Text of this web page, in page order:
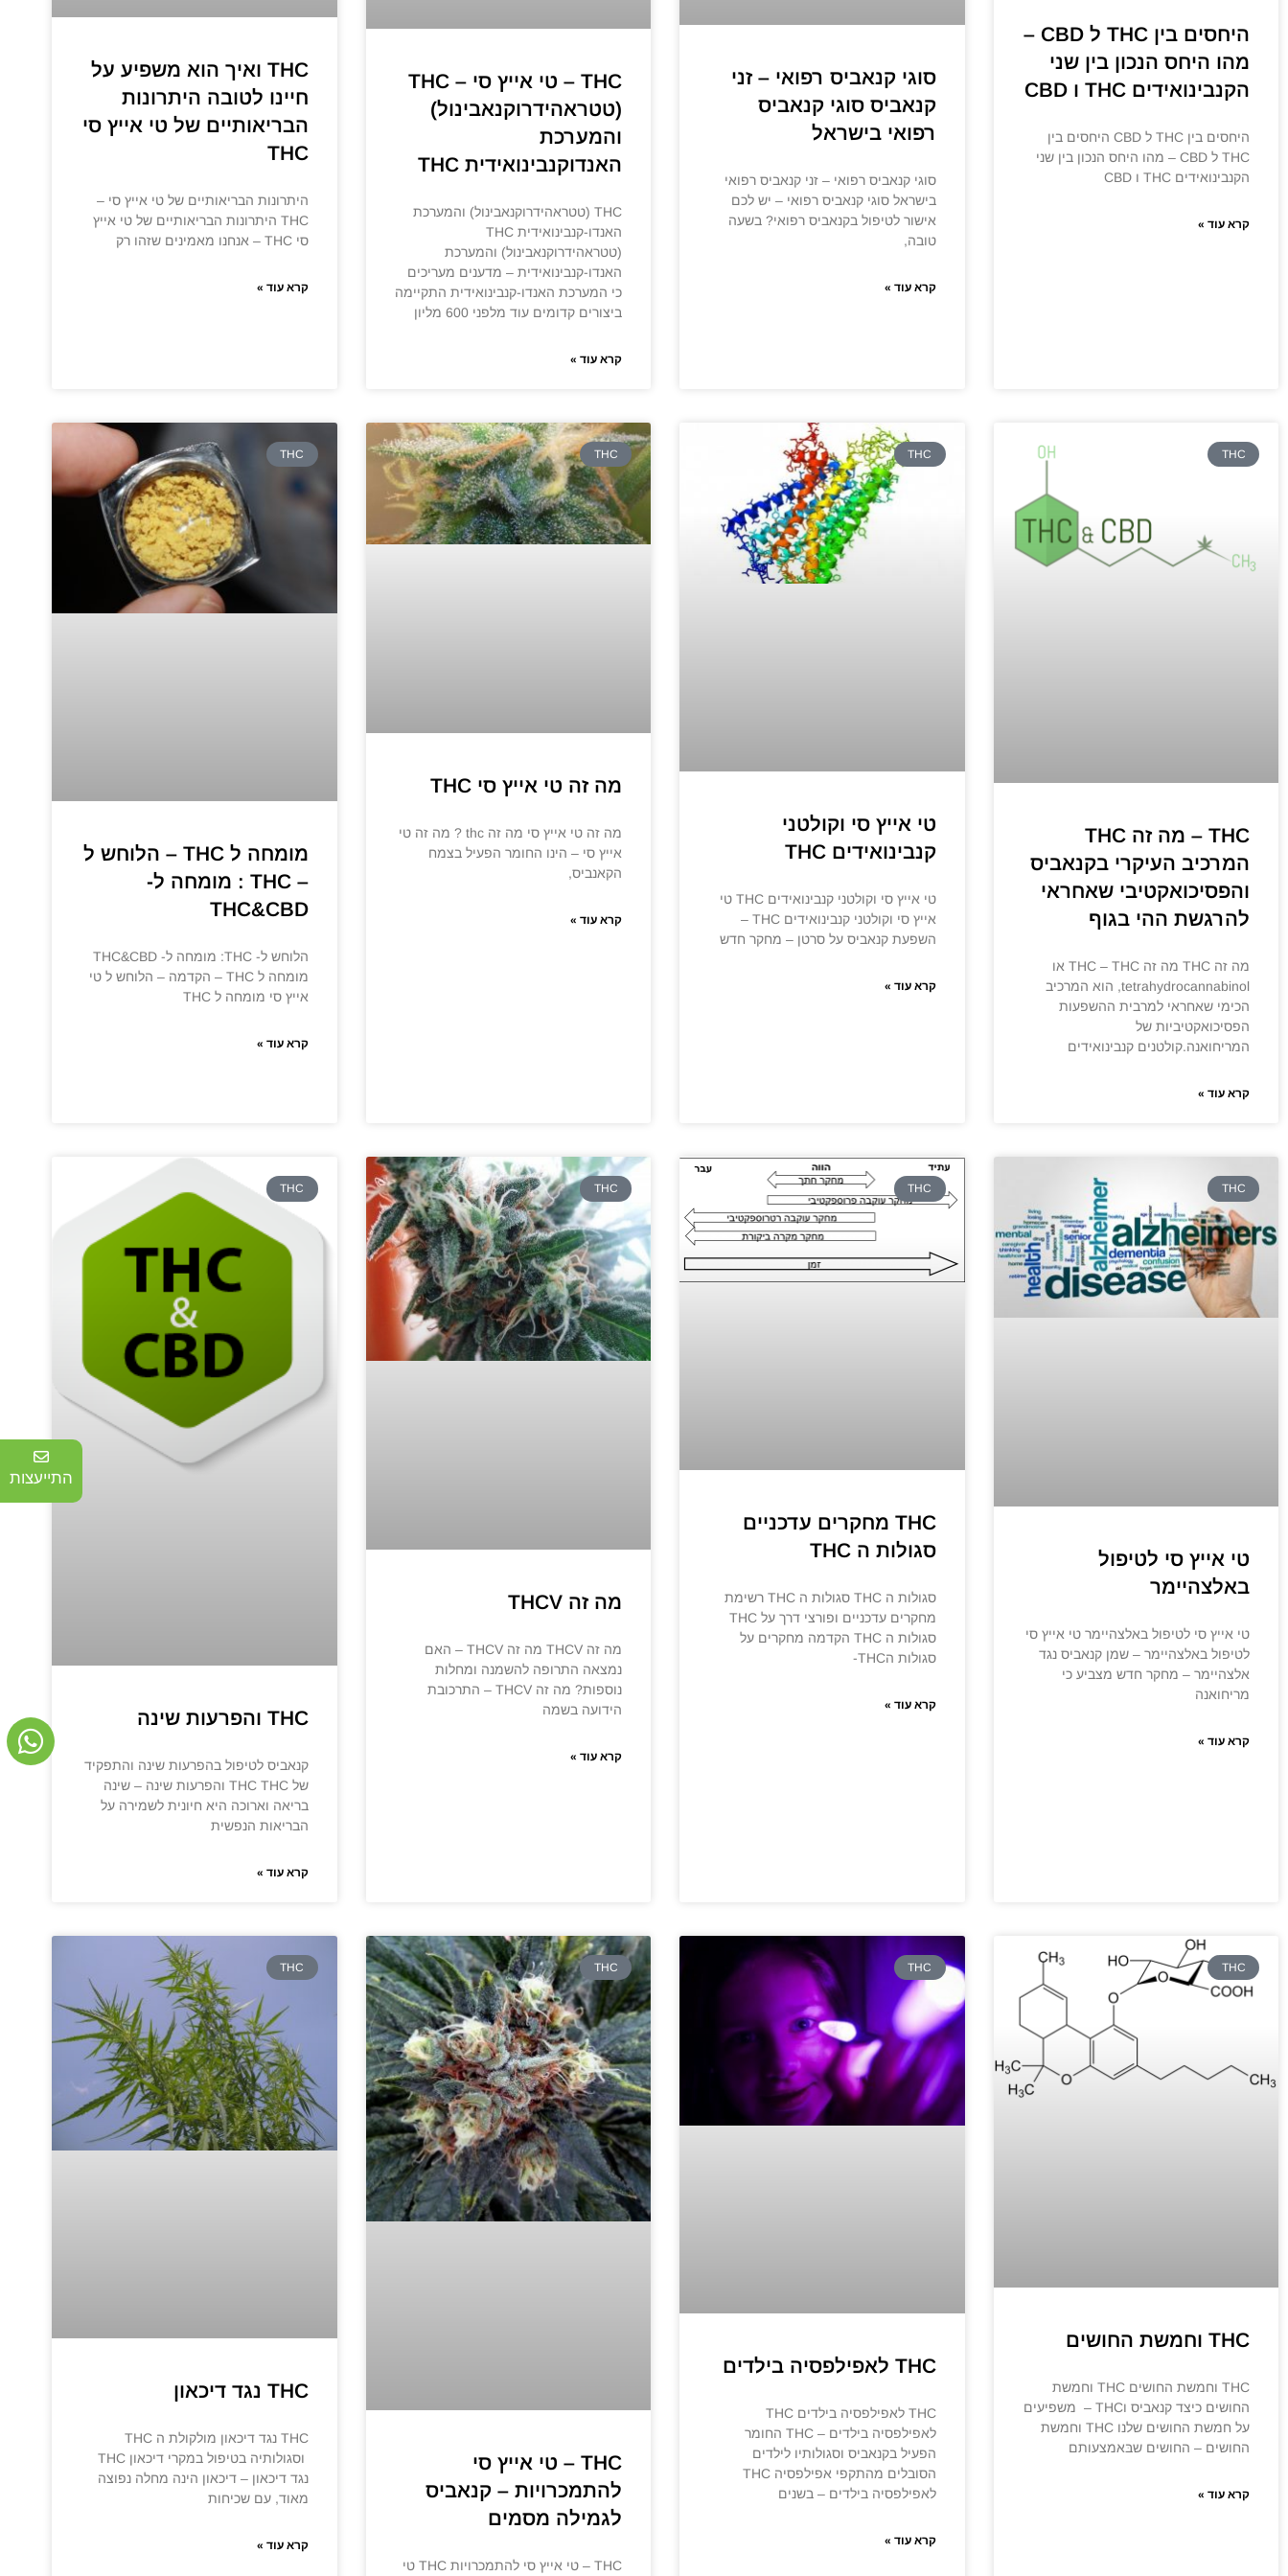
היחסים בין THC ל CBD –
מהו היחס הנכון בין שני
הקנבינואידים THC ו CBD
היחסים בין THC ל CBD היחסים בין
THC ל CBD – מהו היחס הנכון בין שני
הקנבינואידים THC ו CBD
קרא עוד »
סוגי קנאביס רפואי – זני
קנאביס סוגי קנאביס
רפואי בישראל
סוגי קנאביס רפואי – זני קנאביס רפואי
בישראל סוגי קנאביס רפואי – יש לכם
אישור לטיפול בקנאביס רפואי? בשעה
טובה,
קרא עוד »
THC – טי אייץ סי – THC
(טטראהידרוקנאבינול)
והמערכת
האנדוקנבינואידית THC
THC (טטראהידרוקנאבינול) והמערכת
האנדו-קנבינואידית THC
(טטראהידרוקנאבינול) והמערכת
האנדו-קנבינואידית – מדענים מעריכים
כי המערכת האנדו-קנבינואידית התקיימה
ביצורים קדומים עוד מלפני 600 מליון
קרא עוד »
THC ואיך הוא משפיע על
חיינו לטובה היתרונות
הבריאותיים של טי אייץ סי
THC
היתרונות הבריאותיים של טי אייץ סי –
THC היתרונות הבריאותיים של טי אייץ
סי THC – אנחנו מאמינים שזהו רק
קרא עוד »
THC
THC – מה זה THC
המרכיב העיקרי בקנאביס
והפסיכואקטיבי שאחראי
להרגשת ההי בגוף
מה זה THC מה זה THC – THC או
tetrahydrocannabinol, הוא המרכיב
הכימי שאחראי למרבית ההשפעות
הפסיכואקטיביות של
המריחואנה.קולטנים קנבינואידים
קרא עוד »
THC
טי אייץ סי וקולטני
קנבינואידים THC
טי אייץ סי וקולטני קנבינואידים THC טי
אייץ סי וקולטני קנבינואידים THC –
השפעת קנאביס על סרטן – מחקר חדש
קרא עוד »
THC
מה זה טי אייץ סי THC
מה זה טי אייץ סי מה זה thc ? מה זה טי
אייץ סי – הינו החומר הפעיל בצמח
הקאנביס,
קרא עוד »
THC
מומחה ל THC – הלוחש ל
– THC : מומחה ל-
THC&CBD
הלוחש ל- THC: מומחה ל- THC&CBD
מומחה ל THC – הקדמה – הלוחש ל טי
אייץ סי מומחה ל THC
קרא עוד »
THC
טי אייץ סי לטיפול
באלצהיימר
טי אייץ סי לטיפול באלצהיימר טי אייץ סי
לטיפול באלצהיימר – שמן קנאביס נגד
אלצהיימר – מחקר חדש מצביע כי
מריחואנה
קרא עוד »
THC
THC מחקרים עדכניים
סגולות ה THC
סגולות ה THC סגולות ה THC רשימת
מחקרים עדכניים ופורצי דרך על THC
סגולות ה THC הקדמה מחקרים על
סגולות הTHC-
קרא עוד »
THC
מה זה THCV
מה זה THCV מה זה THCV – האם
נמצאה התרופה להשמנה ומחלות
נוספות? מה זה THCV – התרכובת
הידועה בשמה
קרא עוד »
THC
THC והפרעות שינה
קנאביס לטיפול בהפרעות שינה והתפקיד
של THC THC והפרעות שינה – שינה
בריאה וארוכה היא חיונית לשמירה על
הבריאות הנפשית
קרא עוד »
THC
THC וחמשת החושים
THC וחמשת החושים THC וחמשת
החושים כיצד קנאביס וTHC – משפיעים
על חמשת החושים שלנו THC וחמשת
החושים – החושים שבּאמצעותם
קרא עוד »
THC
THC לאפילפסיה בילדים
THC לאפילפסיה בילדים THC
לאפילפסיה בילדים – THC החומר
הפעיל בקנאביס וסגולותיו לילדים
הסובלים מהתקפי אפילפסיה THC
לאפילפסיה בילדים – בשנים
קרא עוד »
THC
THC – טי אייץ סי
להתמכרויות – קנאביס
לגמילה מסמים
THC – טי אייץ סי להתמכרויות THC טי
THC
THC נגד דיכאון
THC נגד דיכאון מולקולת ה THC
וסגולותיה בטיפול במקרי דיכאון THC
נגד דיכאון – דיכאון הינה מחלה נפוצה
מאוד, עם שכיחות
קרא עוד »
התייעצות